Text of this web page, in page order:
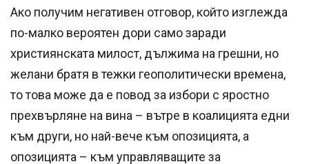
Ако получим негативен отговор, който изглежда
по-малко вероятен дори само заради
християнската милост, дължима на грешни, но
желани братя в тежки геополитически времена,
то това може да е повод за избори с яростно
прехвърляне на вина – вътре в коалицията едни
към други, но най-вече към опозицията, а
опозицията – към управляващите за